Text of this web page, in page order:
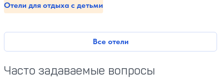
Все отели
Отели для отдыха с детьми
Часто задаваемые вопросы